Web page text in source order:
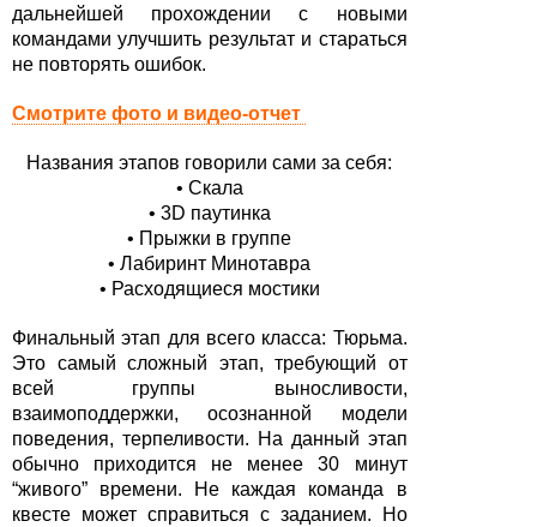
дальнейшей прохождении с новыми
командами улучшить результат и стараться
не повторять ошибок.
Смотрите фото и видео-отчет
Названия этапов говорили сами за себя:
• Скала
• 3D паутинка
• Прыжки в группе
• Лабиринт Минотавра
• Расходящиеся мостики
Финальный этап для всего класса: Тюрьма.
Это самый сложный этап, требующий от
всей группы выносливости,
взаимоподдержки, осознанной модели
поведения, терпеливости. На данный этап
обычно приходится не менее 30 минут
“живого” времени. Не каждая команда в
квесте может справиться с заданием. Но